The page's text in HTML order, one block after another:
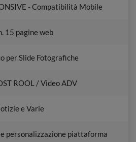
- Compatibilità Mobile
15 pagine web
per Slide Fotografiche
ROOL / Video ADV
e Varie
personalizzazione piattaforma